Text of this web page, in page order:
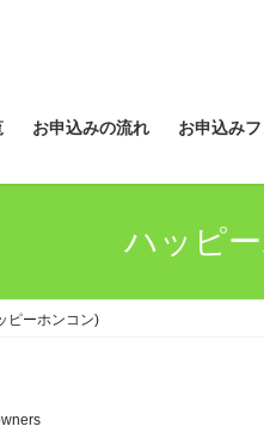
お申込みの流れ お申込み
ハッピ
ピーホンコン)